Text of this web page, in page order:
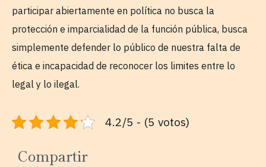
participar abiertamente en política no busca la
protección e imparcialidad de la función pública, busca
simplemente defender lo público de nuestra falta de
ética e incapacidad de reconocer los limites entre lo
legal y lo ilegal.
4.2/5 - (5 votos)
Compartir